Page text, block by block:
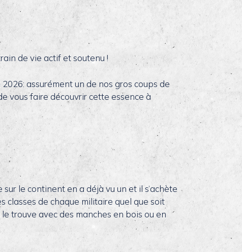
de vie actif et soutenu !
assurément un de nos gros coups de
vous faire découvrir cette essence à
le continent en a déjà vu un et il s’achète
classes de chaque militaire quel que soit
trouve avec des manches en bois ou en